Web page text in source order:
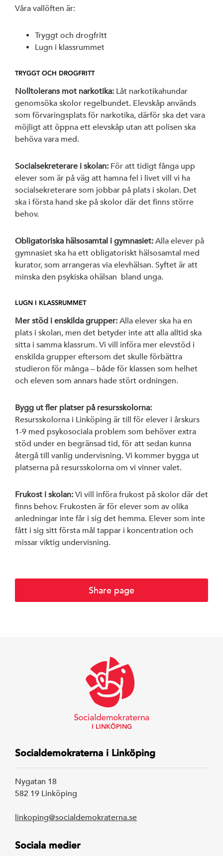
Våra vallöften är:
Tryggt och drogfritt
Lugn i klassrummet
TRYGGT OCH DROGFRITT
Nolltolerans mot narkotika: Låt narkotikahundar
genomsöka skolor regelbundet. Elevskåp används
som förvaringsplats för narkotika, därför ska det vara
möjligt att öppna ett elevskåp utan att polisen ska
behöva vara med.
Socialsekreterare i skolan: För att tidigt fånga upp
elever som är på väg att hamna fel i livet vill vi ha
socialsekreterare som jobbar på plats i skolan. Det
ska i första hand ske på skolor där det finns större
behov.
Obligatoriska hälsosamtal i gymnasiet: Alla elever på
gymnasiet ska ha ett obligatoriskt hälsosamtal med
kurator, som arrangeras via elevhälsan. Syftet är att
minska den psykiska ohälsan bland unga.
LUGN I KLASSRUMMET
Mer stöd i enskilda grupper: Alla elever ska ha en
plats i skolan, men det betyder inte att alla alltid ska
sitta i samma klassrum. Vi vill införa mer elevstöd i
enskilda grupper eftersom det skulle förbättra
studieron för många – både för klassen som helhet
och eleven som annars hade stört ordningen.
Bygg ut fler platser på resursskolorna:
Resursskolorna i Linköping är till för elever i årskurs
1-9 med psykosociala problem som behöver extra
stöd under en begränsad tid, för att sedan kunna
återgå till vanlig undervisning. Vi kommer bygga ut
platserna på resursskolorna om vi vinner valet.
Frukost i skolan: Vi vill införa frukost på skolor där det
finns behov. Frukosten är för elever som av olika
anledningar inte får i sig det hemma. Elever som inte
fått i sig sitt första mål tappar i koncentration och
missar viktig undervisning.
Share page
I LINKÖPING
Socialdemokraterna i Linköping
Nygatan 18
582 19 Linköping
linkoping@socialdemokraterna.se
Sociala medier